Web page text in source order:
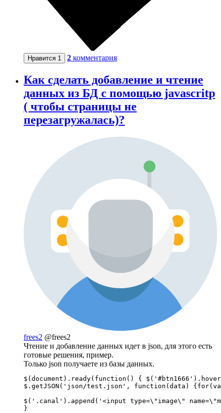
Нравится 1 2 комментария
Как сделать добавление и чтение
данных из БД с помощью javascritp
( чтобы страницы не
перезагружалась)?
frees2 @frees2
Чтение и добавление данных идет в json, для этого есть
готовые решения, пример.
Только json получаете из базы данных.
$(document).ready(function() {
$.getJSON('json/test.json', function(data)
$('.canal').append('<input type=\"image\"
}